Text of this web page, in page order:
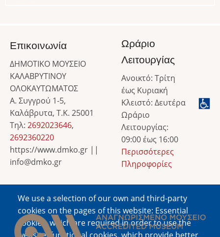
We use a selection of our own and third-party
cookies on the pages of this website: Essential
cookies, which are required in order to use the
Επικοινωνία
ΔΗΜΟΤΙΚΟ ΜΟΥΣΕΙΟ
ΚΑΛΑΒΡΥΤΙΝΟΥ
ΟΛΟΚΑΥΤΩΜΑΤΟΣ
Α. Συγγρού 1-5,
Καλάβρυτα, Τ.Κ. 25001
Τηλ: 2692023646,
2692360220
https://www.dmko.gr ||
info@dmko.gr
Ωράριο
Λειτουργίας
Ανοικτό: Τρίτη
έως Κυριακή
Κλειστό: Δευτέρα
Ωράριο
Λειτουργίας:
09:00 έως 16:00
Περισσότερες
Πληροφορίες
Image